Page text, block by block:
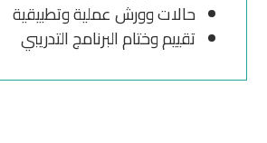
حالات وورش عملية وتطبيقية
تقييم وختام البرنامج التدريبي